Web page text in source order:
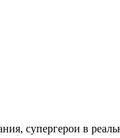
супергерои в